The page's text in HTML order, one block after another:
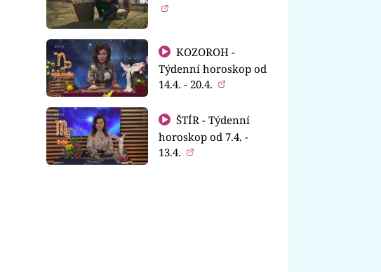
KOZOROH -
Týdenní horoskop od
14.4. - 20.4.
ŠTÍR - Týdenní
horoskop od 7.4. -
13.4.